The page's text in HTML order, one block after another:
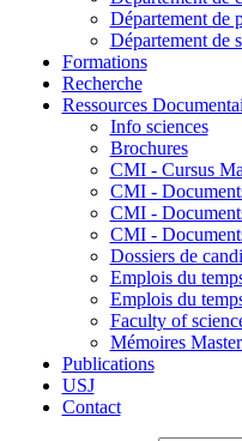
Département de
Département de
Formations
Recherche
Ressources
Info sciences
Brochures
CMI - Cursus
CMI -
CMI -
CMI -
Dossiers de
Emplois du
Emplois du
Faculty of
Mémoires
Publications
USJ
Contact